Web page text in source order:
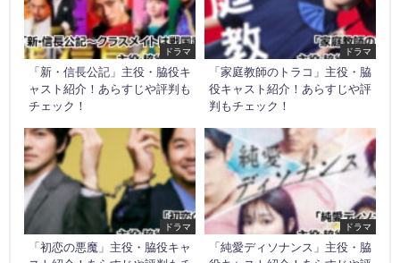
ドラマ
「新・信長公記」主役・脇役キ
ャスト紹介！あらすじや評判も
チェック！
ドラマ
「家庭教師のトラコ」主役・脇
役キャスト紹介！あらすじや評
判もチェック！
ドラマ
「初恋の悪魔」主役・脇役キャ
ドラマ
「純愛ディソナンス」主役・脇